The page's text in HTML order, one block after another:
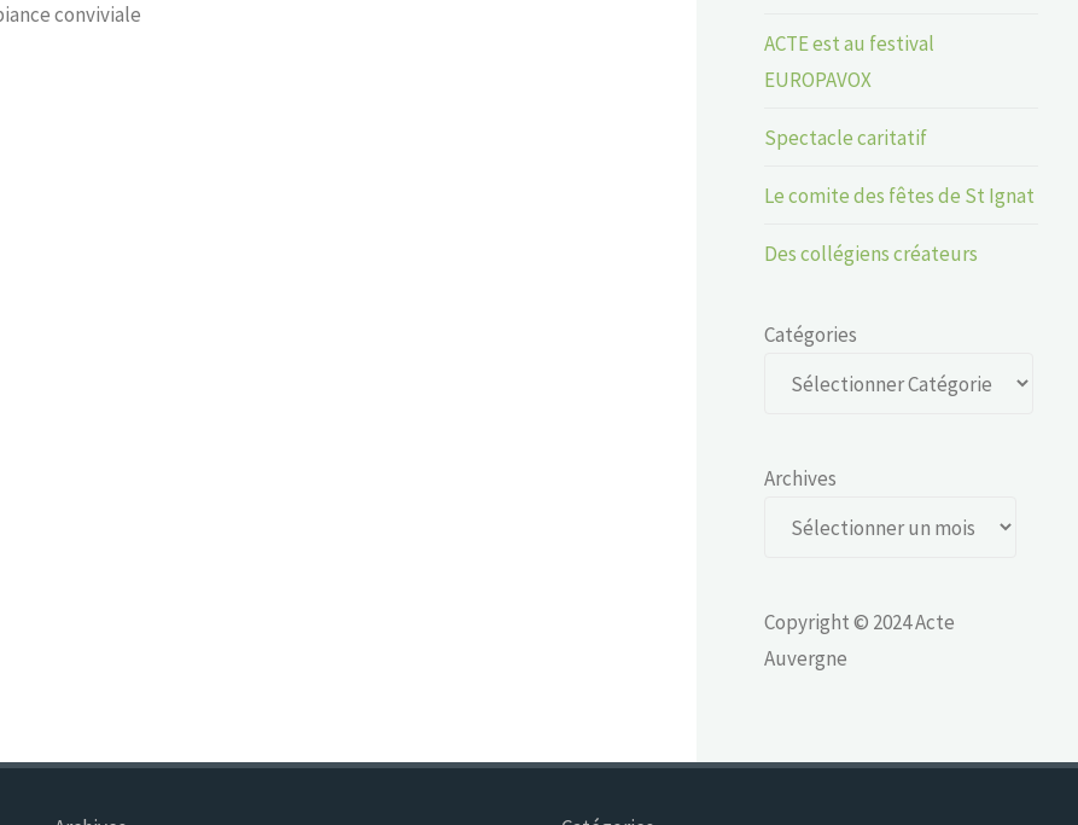
conviviale
ACTE est au festival
EUROPAVOX
Spectacle caritatif
Le comite des fêtes de St Ignat
Des collégiens créateurs
Catégories
Archives
Copyright © 2024 Acte
Auvergne